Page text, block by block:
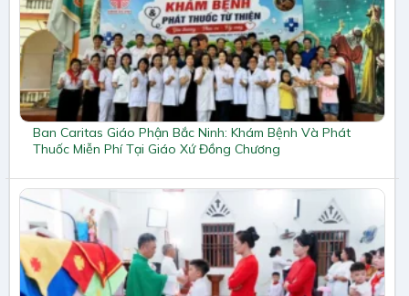
Ban Caritas Giáo Phận Bắc Ninh: Khám Bệnh Và Phát
Thuốc Miễn Phí Tại Giáo Xứ Đồng Chương